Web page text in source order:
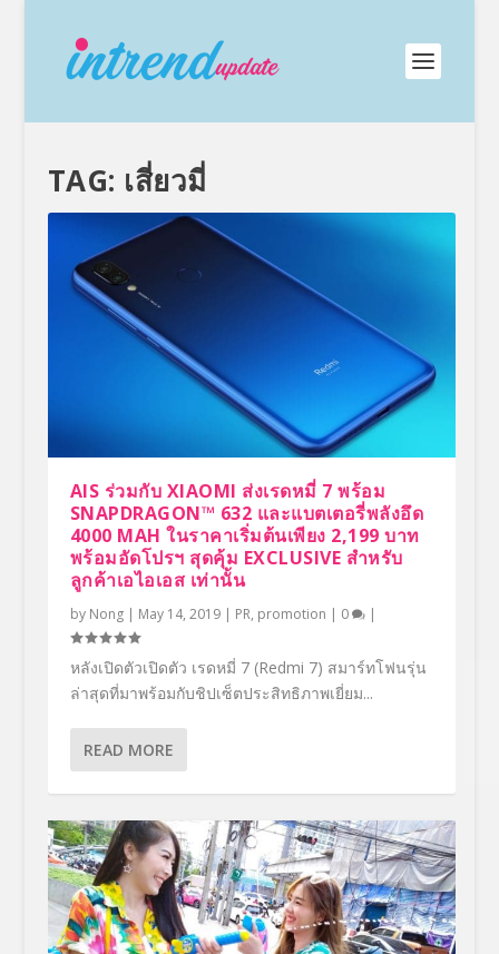
TAG: เสี่ยวมี่
AIS ร่วมกับ XIAOMI ส่งเรดหมี่ 7 พร้อม
SNAPDRAGON™ 632 และแบตเตอรี่พลังอึด
4000 MAH ในราคาเริ่มต้นเพียง 2,199 บาท
พร้อมอัดโปรฯ สุดคุ้ม EXCLUSIVE สำหรับ
ลูกค้าเอไอเอส เท่านั้น
by Nong| May 14, 2019| PR, promotion | 0 |
หลังเปิดตัวเปิดตัว เรดหมี่ 7 (Redmi 7) สมาร์ทโฟนรุ่น
ล่าสุดที่มาพร้อมกับชิปเซ็ตประสิทธิภาพเยี่ยม...
READ MORE